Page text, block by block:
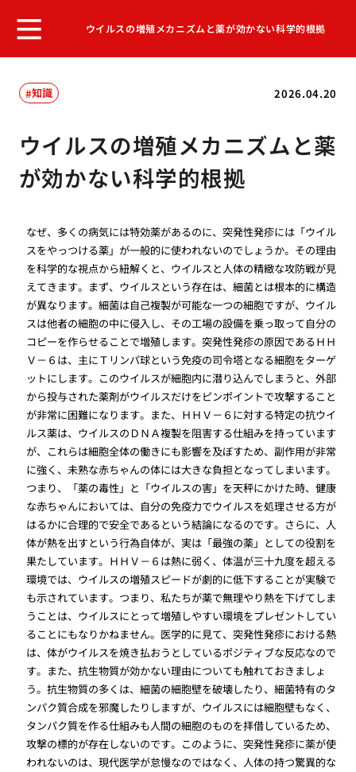
ウイルスの増殖メカニズムと薬が効かない科学的根拠
2026.04.20
知識
ウイルスの増殖メカニズムと薬
が効かない科学的根拠
なぜ、多くの病気には特効薬があるのに、突発性発疹には「ウイル
スをやっつける薬」が一般的に使われないのでしょうか。その理由
を科学的な視点から紐解くと、ウイルスと人体の精緻な攻防戦が見
えてきます。まず、ウイルスという存在は、細菌とは根本的に構造
が異なります。細菌は自己複製が可能な一つの細胞ですが、ウイル
スは他者の細胞の中に侵入し、その工場の設備を乗っ取って自分の
コピーを作らせることで増殖します。突発性発疹の原因であるＨＨ
Ｖ－６は、主にＴリンパ球という免疫の司令塔となる細胞をターゲ
ットにします。このウイルスが細胞内に潜り込んでしまうと、外部
から投与された薬剤がウイルスだけをピンポイントで攻撃すること
が非常に困難になります。また、ＨＨＶ－６に対する特定の抗ウイ
ルス薬は、ウイルスのＤＮＡ複製を阻害する仕組みを持っています
が、これらは細胞全体の働きにも影響を及ぼすため、副作用が非常
に強く、未熟な赤ちゃんの体には大きな負担となってしまいます。
つまり、「薬の毒性」と「ウイルスの害」を天秤にかけた時、健康
な赤ちゃんにおいては、自分の免疫力でウイルスを処理させる方が
はるかに合理的で安全であるという結論になるのです。さらに、人
体が熱を出すという行為自体が、実は「最強の薬」としての役割を
果たしています。ＨＨＶ－６は熱に弱く、体温が三十九度を超える
環境では、ウイルスの増殖スピードが劇的に低下することが実験で
も示されています。つまり、私たちが薬で無理やり熱を下げてしま
うことは、ウイルスにとって増殖しやすい環境をプレゼントしてい
ることにもなりかねません。医学的に見て、突発性発疹における熱
は、体がウイルスを焼き払おうとしているポジティブな反応なので
す。また、抗生物質が効かない理由についても触れておきましょ
う。抗生物質の多くは、細菌の細胞壁を破壊したり、細菌特有のタ
ンパク質合成を邪魔したりしますが、ウイルスには細胞壁もなく、
タンパク質を作る仕組みも人間の細胞のものを拝借しているため、
攻撃の標的が存在しないのです。このように、突発性発疹に薬が使
われないのは、現代医学が怠慢なのではなく、人体の持つ驚異的な